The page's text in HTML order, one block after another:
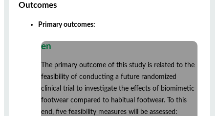
Outcomes
Primary outcomes:
en
The primary outcome of this study is related to the
feasibility of conducting a future randomized
clinical trial to investigate the effects of biomimetic
footwear compared to habitual footwear. To this
end, five feasibility measures will be assessed: